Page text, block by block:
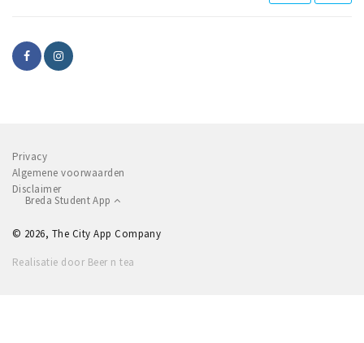
Privacy
Algemene voorwaarden
Disclaimer
Breda Student App
© 2026, The City App Company
Realisatie door Beer n tea